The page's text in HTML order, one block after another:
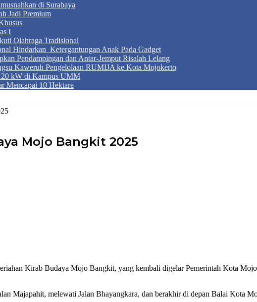
di Surabaya
Jadi Premium
I
Olahraga Tradisional
Hindarkan Ketergantungan Anak Pada Gadget
Pendampingan dan Antar-Jemput Risalah Lelang
Kaweruh Pengelolaan RUMIJA ke Kota Mojokerto
kW di Kampus UMM
Mencapai 10 Hektare
Mojo Bangkit 2025
Kirab Budaya Mojo Bangkit, yang kembali digelar Pemerintah Kota
Majapahit, melewati Jalan Bhayangkara, dan berakhir di depan Balai Kota